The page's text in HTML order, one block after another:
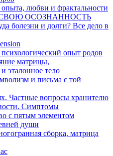
любви и фрактальности
ОСОЗНАННОСТЬ
болезни и долги? Все дело в
опыт родов
матрицы,
эталонное тело
и письма с той
Частные вопросы хранителю
Симптомы
с пятым элементом
души
сборка, матрица